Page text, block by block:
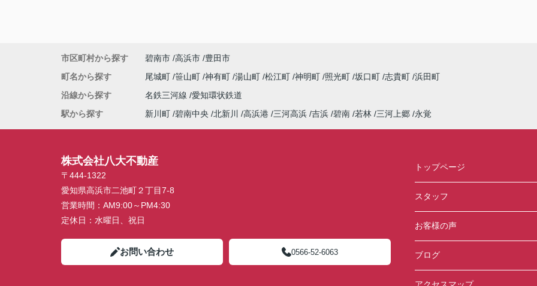
市区町村から探す 碧南市 高浜市 豊田市
町名から探す
尾城町 笹山町 神有町 湯山町 松江町 神明町 照光町 坂口町 志貴町 浜田町
沿線から探す
名鉄三河線 愛知環状鉄道
駅から探す
新川町 碧南中央 北新川 高浜港 三河高浜 吉浜 碧南 若林 三河上郷 永覚
株式会社八大不動産
〒444-1322
愛知県高浜市二池町２丁目7-8
営業時間： AM9:00～PM4:30
定休日： 水曜日、祝日
お問い合わせ 0566-52-6063
トップページ
スタッフ
お客様の声
ブログ